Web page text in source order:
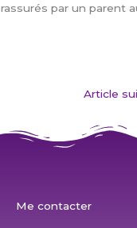
rassurés par un parent
Article
Me contacter